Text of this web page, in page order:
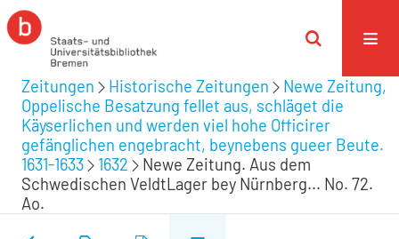
Zeitungen Historische Zeitungen
Newe Zeitung,
Oppelische Besatzung fellet aus, schläget die
Käyserlichen und werden viel hohe Officirer
gefänglichen engebracht, beynebens gueer Beute.
1631-1633
1632
Newe Zeitung. Aus dem
Schwedischen VeldtLager bey Nürnberg... No. 72.
Ao.